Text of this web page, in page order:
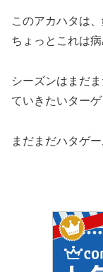
このアカハタは
ちょっとこれは
シーズンはまだ
ていきたいターゲ
まだまだハタゲ